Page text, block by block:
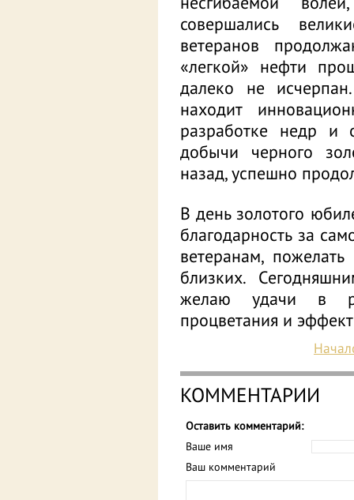
совершались
ветеранов
«легкой» нефти
далеко не
находит
разработке недр и
добычи черного
назад, успешно
В день золотого
благодарность за
ветеранам,
близких.
желаю удачи в
процветания и
КОММЕНТАРИИ
Оставить комментарий:
Ваше имя
Ваш комментарий